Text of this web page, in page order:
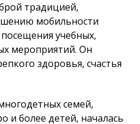
традицией,
мобильности
учебных,
мероприятий. Он
здоровья, счастья
семей,
и более детей, началась